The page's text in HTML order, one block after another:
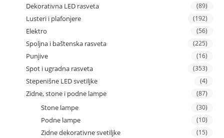
Dekorativna LED rasveta (89)
Lusteri i plafonjere (192)
Elektro (56)
Spoljna i baštenska rasveta (225)
Punjive (16)
Spot i ugradna rasveta (353)
Stepenišne LED svetiljke (4)
Zidne, stone i podne lampe (87)
Stone lampe (30)
Podne lampe (10)
Zidne dekorativne svetiljke (15)